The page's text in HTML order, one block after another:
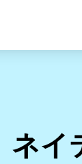
ネイ